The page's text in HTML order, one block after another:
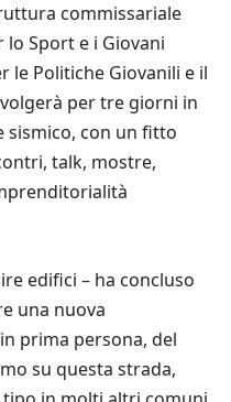
commissariale
Sport e i Giovani
Politiche Giovanili e il
per tre giorni in
sismico, con un fitto
talk, mostre,
edifici – ha concluso
una nuova
prima persona, del
su questa strada,